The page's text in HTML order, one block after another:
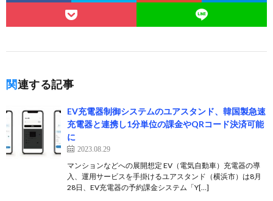
関連する記事
EV充電器制御システムのユアスタンド、韓国製急速
充電器と連携し1分単位の課金やQRコード決済可能
に
2023.08.29
マンションなどへの展開想定 EV（電気自動車）充電器の導
入、運用サービスを手掛けるユアスタンド（横浜市）は8月
28日、EV充電器の予約課金システム「Y[…]